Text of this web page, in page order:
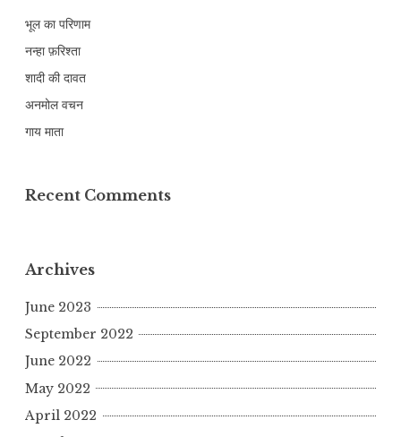
भूल का परिणाम
नन्हा फ़रिश्ता
शादी की दावत
अनमोल वचन
गाय माता
Recent Comments
Archives
June 2023
September 2022
June 2022
May 2022
April 2022